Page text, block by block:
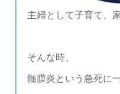
主婦として子育て、
そんな時、
髄膜炎という急死に